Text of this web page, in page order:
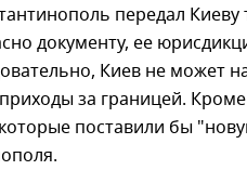
передал
документу, ее
Киев не может
за границей. Кроме
поставили бы